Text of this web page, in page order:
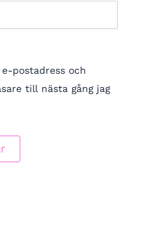
postadress och
till nästa gång jag